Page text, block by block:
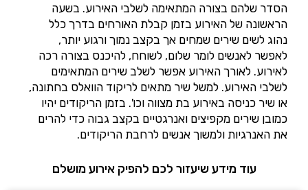
הסדר שלהם בצורה המתאימה לשלבי האירוע. בשעה
הראשונה של האירוע בזמן קבלת האורחים בדרך כלל
נהוג לשים שירים שמחים אך בקצב נמוך ורגוע יותר,
לאפשר לאנשים לומר שלום, לשוחח, להיכנס בצורה רכה
לאירוע. לאורך האירוע אפשר לשלב שירים המתאימים
לשלבי האירוע. למשל שיר מתאים לריקוד הוואלס בחתונה,
או שיר כניסה באירוע בת מצווה וכו'. בזמן הריקודים יהיו
כמובן שירים מקפיצים ואנרגטיים בקצב גבוה כדי להרים
את האנרגיות ולמשוך אנשים לרחבת הריקודים.
עוד מידע שיעזור לכם להפיק אירוע מושלם